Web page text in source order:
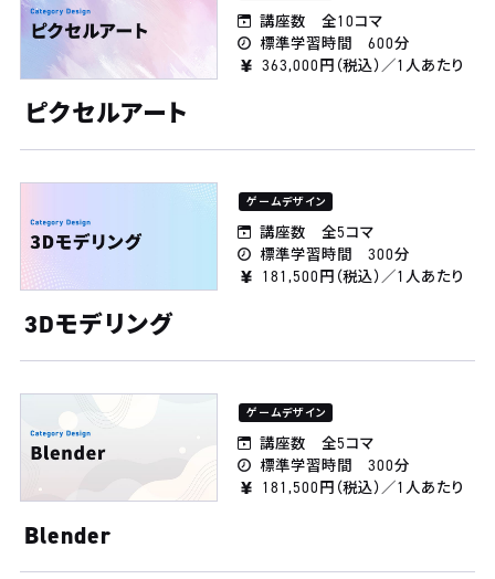
講座数 全10コマ
標準学習時間 600分
363,000円（税込）／1人あたり
ピクセルアート
ゲームデザイン
講座数 全5コマ
標準学習時間 300分
181,500円（税込）／1人あたり
3Dモデリング
ゲームデザイン
講座数 全5コマ
標準学習時間 300分
181,500円（税込）／1人あたり
Blender